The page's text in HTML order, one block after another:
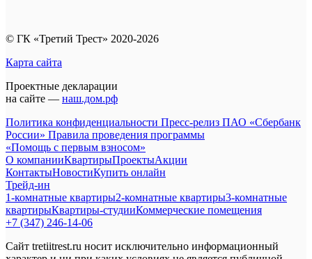
© ГК «Третий Трест» 2020-2026
Карта сайта
Проектные декларации
на сайте — наш.дом.рф
Политика конфиденциальности Пресс-релиз ПАО «Сбербанк
России» Правила проведения программы
«Помощь с первым взносом»
О компанииКвартирыПроектыАкции
КонтактыНовостиКупить онлайн
Трейд-ин
1-комнатные квартиры2-комнатные квартиры3-комнатные
квартирыКвартиры-студииКоммерческие помещения
+7 (347) 246-14-06
Сайт tretiitrest.ru носит исключительно информационный